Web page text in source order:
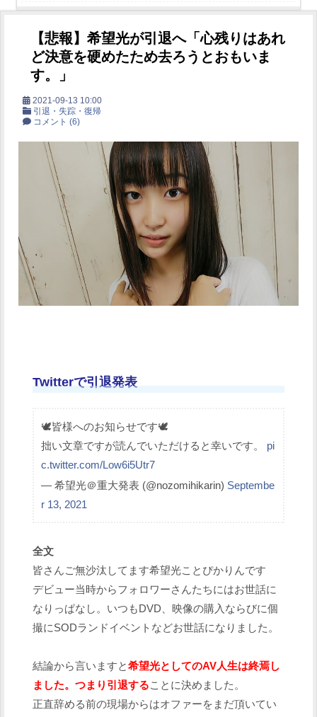
【素人】グラビア系美女と中出しPtoMセックス【AV】
FANZAで夏の動画50％OFFキャンペーン第4弾が始まった
嫁がいる前で半ケツ見せて不倫を誘う保育士の永野紬さん
Powered by livedoor 相互RSS
【悲報】希望光が引退へ「心残りはあれ
ど決意を硬めたため去ろうとおもいま
す。」
2021-09-13 10:00
引退・失踪・復帰
コメント (6)
Twitterで引退発表
🕊皆様へのお知らせです🕊
拙い文章ですが読んでいただけると幸いです。 pi
c.twitter.com/Low6i5Utr7
— 希望光＠重大発表 (@nozomihikarin) Septembe
r 13, 2021
全文
皆さんご無沙汰してます希望光ことぴかりんです
デビュー当時からフォロワーさんたちにはお世話に
なりっぱなし。いつもDVD、映像の購入ならびに個
撮にSODランドイベントなどお世話になりました。
結論から言いますと希望光としてのAV人生は終焉し
ました。つまり引退することに決めました。
正直辞める前の現場からはオファーをまだ頂いてい